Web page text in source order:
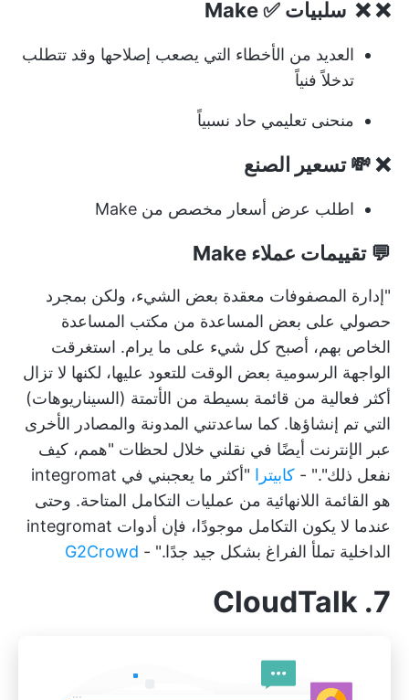
❌ ❌ ️ سلبيات ✅ Make
العديد من الأخطاء التي يصعب إصلاحها وقد تتطلب
تدخلاً فنياً
منحنى تعليمي حاد نسبياً
❌ 💸 تسعير الصنع
اطلب عرض أسعار مخصص من Make
💬 تقييمات عملاء Make
"إدارة المصفوفات معقدة بعض الشيء، ولكن بمجرد
حصولي على بعض المساعدة من مكتب المساعدة
الخاص بهم، أصبح كل شيء على ما يرام. استغرقت
الواجهة الرسومية بعض الوقت للتعود عليها، لكنها لا تزال
أكثر فعالية من قائمة بسيطة من الأتمتة (السيناريوهات)
التي تم إنشاؤها. كما ساعدتني المدونة والمصادر الأخرى
عبر الإنترنت أيضًا في نقلني خلال لحظات "همم، كيف
نفعل ذلك"." - كابيترا
"أكثر ما يعجبني في integromat
هو القائمة اللانهائية من عمليات التكامل المتاحة. وحتى
عندما لا يكون التكامل موجودًا، فإن أدوات integromat
الداخلية تملأ الفراغ بشكل جيد جدًا." - G2Crowd
7. CloudTalk